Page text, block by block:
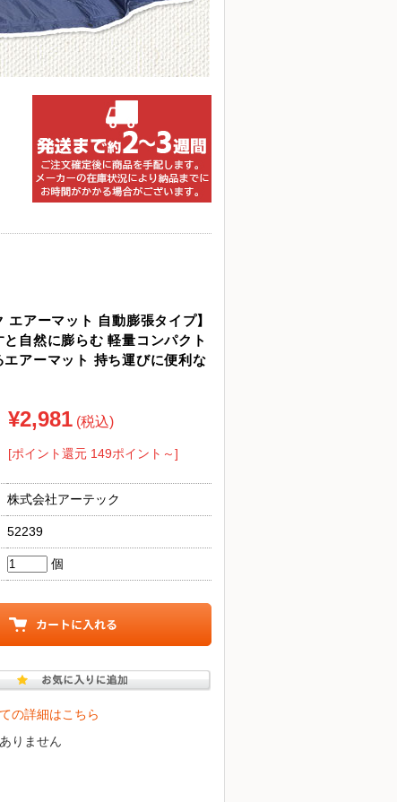
エアーマット 自動膨張タイプ】
自然に膨らむ 軽量コンパクト
エアーマット 持ち運びに便利な
¥2,981 (税込)
[ポイント還元 149ポイント～]
株式会社アーテック
52239
個
の詳細はこちら
りません